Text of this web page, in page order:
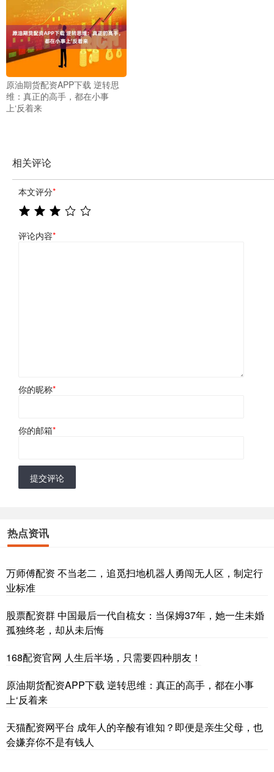
原油期货配资APP下载 逆转思
维：真正的高手，都在小事
上‘反着来
相关评论
本文评分*
评论内容*
你的昵称*
你的邮箱*
提交评论
热点资讯
万师傅配资 不当老二，追觅扫地机器人勇闯无人区，制定行
业标准
股票配资群 中国最后一代自梳女：当保姆37年，她一生未婚
孤独终老，却从未后悔
168配资官网 人生后半场，只需要四种朋友！
原油期货配资APP下载 逆转思维：真正的高手，都在小事
上‘反着来
天猫配资网平台 成年人的辛酸有谁知？即便是亲生父母，也
会嫌弃你不是有钱人